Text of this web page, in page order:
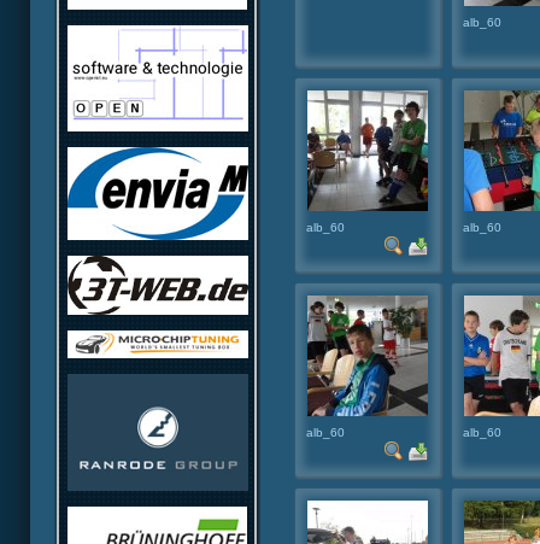
alb_60
alb_60 alb_60
alb_60 alb_60